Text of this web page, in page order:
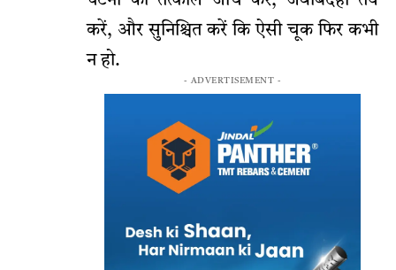
करें, और सुनिश्चित करें कि ऐसी चूक फिर कभी
न हो.
- ADVERTISEMENT -